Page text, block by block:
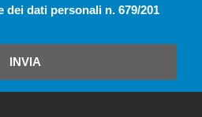
dei dati personali n. 679/201
INVIA